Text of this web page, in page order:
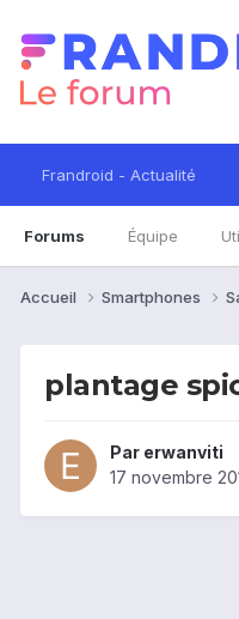
Frandroid - Actualité
Forums Équipe
Accueil Smartphones
plantage
Par erwanviti
17 novembre